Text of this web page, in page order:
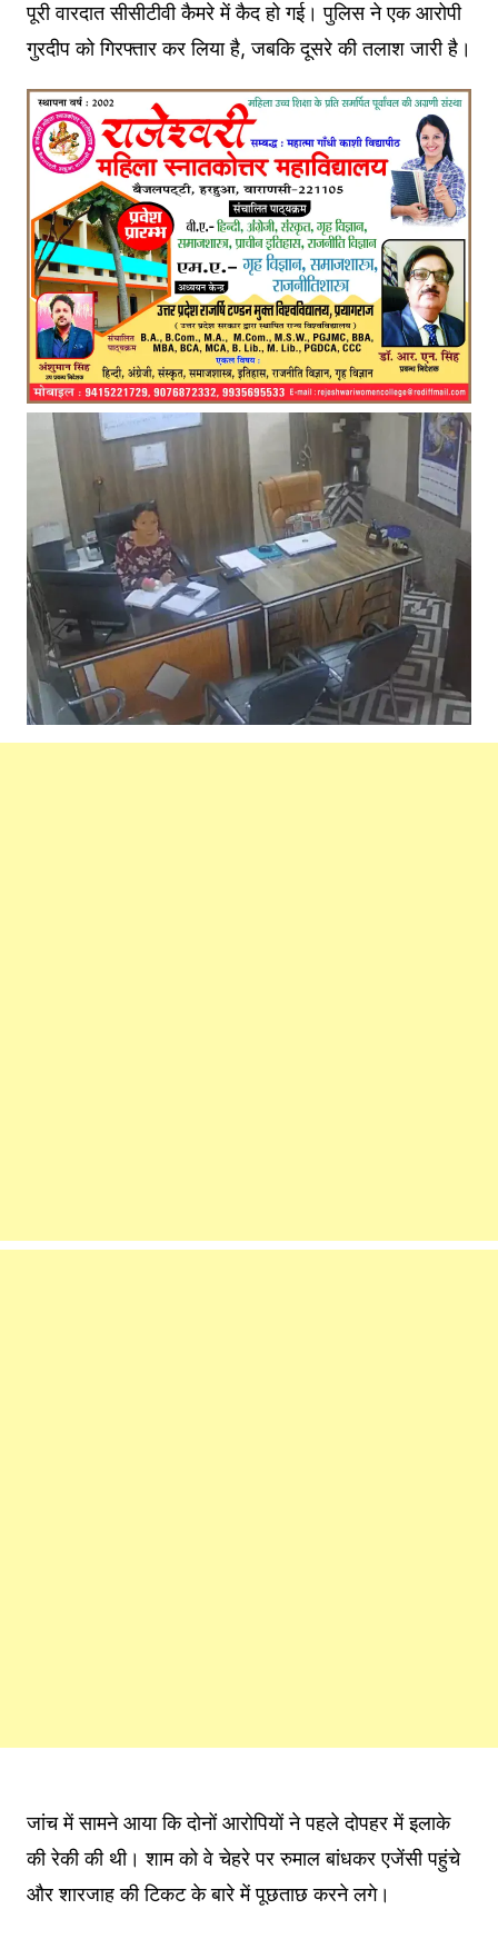
पूरी वारदात सीसीटीवी कैमरे में कैद हो गई। पुलिस ने एक आरोपी
गुरदीप को गिरफ्तार कर लिया है, जबकि दूसरे की तलाश जारी है।
जांच में सामने आया कि दोनों आरोपियों ने पहले दोपहर में इलाके
की रेकी की थी। शाम को वे चेहरे पर रुमाल बांधकर एजेंसी पहुंचे
और शारजाह की टिकट के बारे में पूछताछ करने लगे।